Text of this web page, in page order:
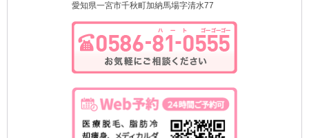
愛知県一宮市千秋町加納馬場字清水77